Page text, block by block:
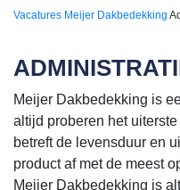
Vacatures Meijer Dakbedekking
Meijer Dakbedekking is
altijd proberen het
betreft de levensduur en
product af met de meest
Meijer Dakbedekking is